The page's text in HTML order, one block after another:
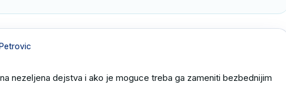
nezeljena dejstva i ako je moguce treba ga zameniti bezbednijim